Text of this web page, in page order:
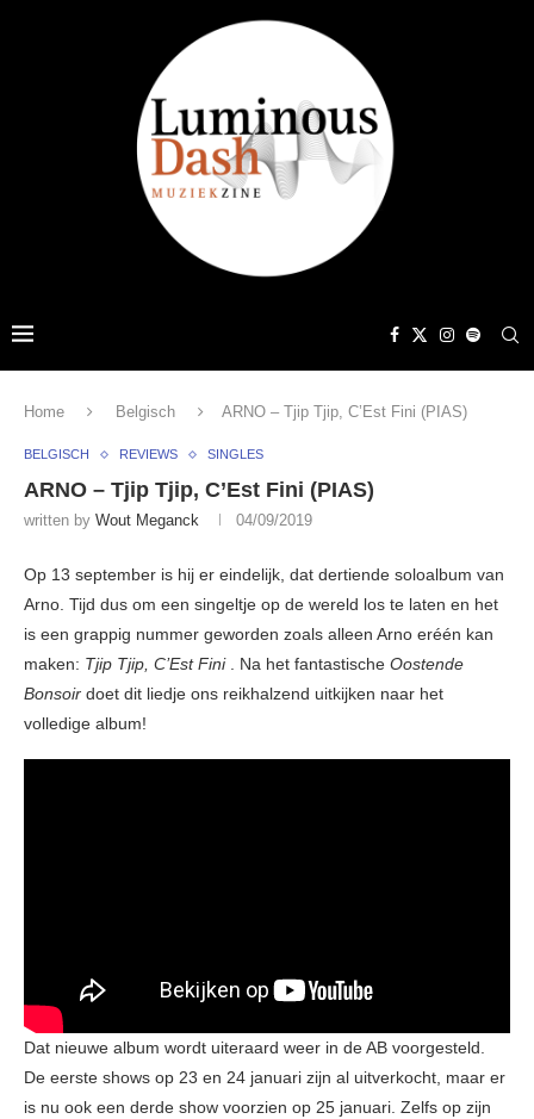
Home Belgisch ARNO – Tjip Tjip, C’Est Fini (PIAS)
BELGISCH REVIEWS SINGLES
ARNO – Tjip Tjip, C’Est Fini (PIAS)
written by Wout Meganck 04/09/2019
Op 13 september is hij er eindelijk, dat dertiende soloalbum van
Arno. Tijd dus om een singeltje op de wereld los te laten en het
is een grappig nummer geworden zoals alleen Arno eréén kan
maken: Tjip Tjip, C’Est Fini. Na het fantastische Oostende
Bonsoir doet dit liedje ons reikhalzend uitkijken naar het
volledige album!
Dat nieuwe album wordt uiteraard weer in de AB voorgesteld.
De eerste shows op 23 en 24 januari zijn al uitverkocht, maar er
is nu ook een derde show voorzien op 25 januari. Zelfs op zijn